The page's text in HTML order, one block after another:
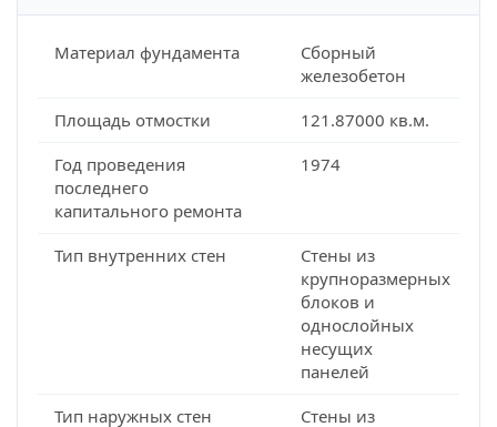
Материал фундамента
Сборный
железобетон
Площадь отмостки
121.87000 кв.м.
Год проведения
последнего
капитального ремонта
1974
Тип внутренних стен
Стены из
крупноразмерных
блоков и
однослойных
несущих
панелей
Тип наружных стен
Стены из